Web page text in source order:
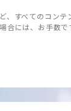
すべてのコンテ
には、お手数